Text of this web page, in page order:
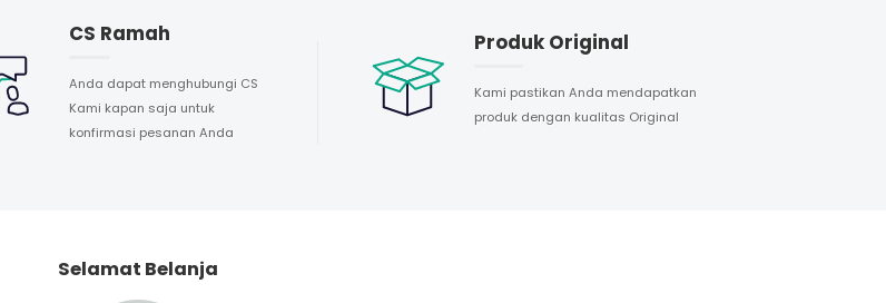
CS Ramah
Anda dapat menghubungi CS
Kami kapan saja untuk
konfirmasi pesanan Anda
Produk Original
Kami pastikan Anda mendapatkan
produk dengan kualitas Original
Selamat Belanja